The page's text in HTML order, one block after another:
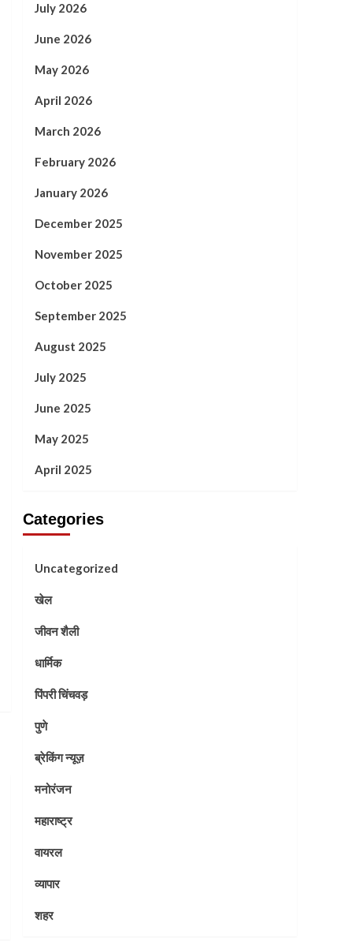
July 2026
June 2026
May 2026
April 2026
March 2026
February 2026
January 2026
December 2025
November 2025
October 2025
September 2025
August 2025
July 2025
June 2025
May 2025
April 2025
Categories
Uncategorized
खेल
जीवन शैली
धार्मिक
पिंपरी चिंचवड़
पुणे
ब्रेकिंग न्यूज़
मनोरंजन
महाराष्ट्र
वायरल
व्यापार
शहर